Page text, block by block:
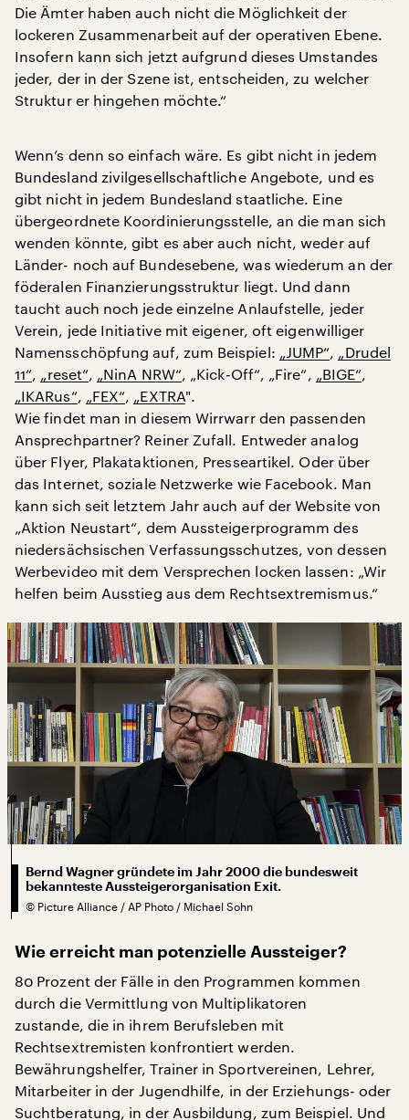
Die Ämter haben auch nicht die Möglichkeit der
lockeren Zusammenarbeit auf der operativen Ebene.
Insofern kann sich jetzt aufgrund dieses Umstandes
jeder, der in der Szene ist, entscheiden, zu welcher
Struktur er hingehen möchte.“
Wenn’s denn so einfach wäre. Es gibt nicht in jedem
Bundesland zivilgesellschaftliche Angebote, und es
gibt nicht in jedem Bundesland staatliche. Eine
übergeordnete Koordinierungsstelle, an die man sich
wenden könnte, gibt es aber auch nicht, weder auf
Länder- noch auf Bundesebene, was wiederum an der
föderalen Finanzierungsstruktur liegt. Und dann
taucht auch noch jede einzelne Anlaufstelle, jeder
Verein, jede Initiative mit eigener, oft eigenwilliger
Namensschöpfung auf, zum Beispiel: „JUMP“, „Drudel
11“, „reset“, „NinA NRW“, „Kick-Off“, „Fire“, „BIGE“,
„IKARus“, „FEX“, „EXTRA".
Wie findet man in diesem Wirrwarr den passenden
Ansprechpartner? Reiner Zufall. Entweder analog
über Flyer, Plakataktionen, Presseartikel. Oder über
das Internet, soziale Netzwerke wie Facebook. Man
kann sich seit letztem Jahr auch auf der Website von
„Aktion Neustart“, dem Aussteigerprogramm des
niedersächsischen Verfassungsschutzes, von dessen
Werbevideo mit dem Versprechen locken lassen: „Wir
helfen beim Ausstieg aus dem Rechtsextremismus.“
Bernd Wagner gründete im Jahr 2000 die bundesweit
bekannteste Aussteigerorganisation Exit.
© Picture Alliance / AP Photo / Michael Sohn
Wie erreicht man potenzielle Aussteiger?
80 Prozent der Fälle in den Programmen kommen
durch die Vermittlung von Multiplikatoren
zustande, die in ihrem Berufsleben mit
Rechtsextremisten konfrontiert werden.
Bewährungshelfer, Trainer in Sportvereinen, Lehrer,
Mitarbeiter in der Jugendhilfe, in der Erziehungs- oder
Suchtberatung, in der Ausbildung, zum Beispiel. Und